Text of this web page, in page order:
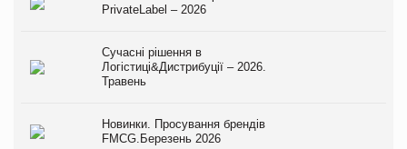
PrivateLabel – 2026
Сучасні рішення в
Логістиці&Дистрибуції – 2026.
Травень
Новинки. Просування брендів
FMCG.Березень 2026